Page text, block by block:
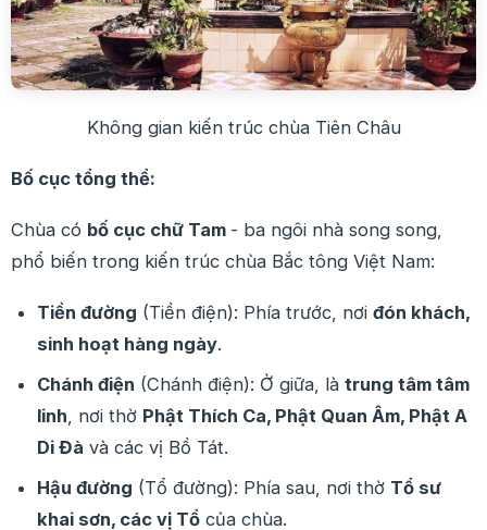
Không gian kiến trúc chùa Tiên Châu
Bố cục tổng thể:
Chùa có bố cục chữ Tam - ba ngôi nhà song song,
phổ biến trong kiến trúc chùa Bắc tông Việt Nam:
Tiền đường (Tiền điện): Phía trước, nơi đón khách,
sinh hoạt hàng ngày.
Chánh điện (Chánh điện): Ở giữa, là trung tâm tâm
linh, nơi thờ Phật Thích Ca, Phật Quan Âm, Phật A
Di Đà và các vị Bồ Tát.
Hậu đường (Tổ đường): Phía sau, nơi thờ Tổ sư
khai sơn, các vị Tổ của chùa.